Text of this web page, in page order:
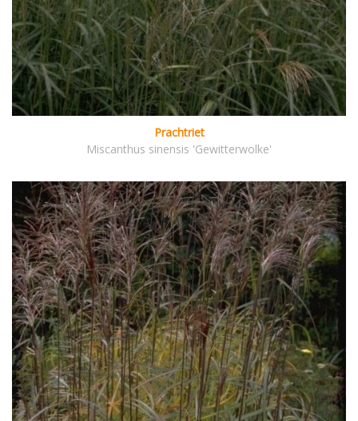
Prachtriet
Miscanthus sinensis 'Gewitterwolke'